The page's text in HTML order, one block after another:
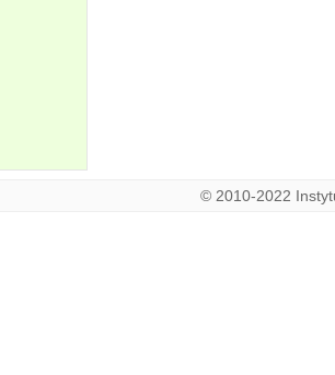
© 2010-2022